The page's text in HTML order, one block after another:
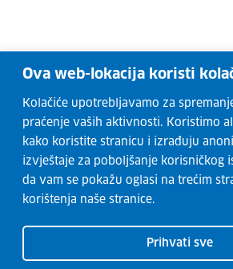
Ova web-lokacija koristi
Kolačiće upotrebljavamo za
praćenje vaših aktivnosti. Koristimo
kako koristite stranicu i izrađuju
izvještaje za poboljšanje korisničkog
da vam se pokažu oglasi na trećim
korištenja naše stranice.
Prihvati sve